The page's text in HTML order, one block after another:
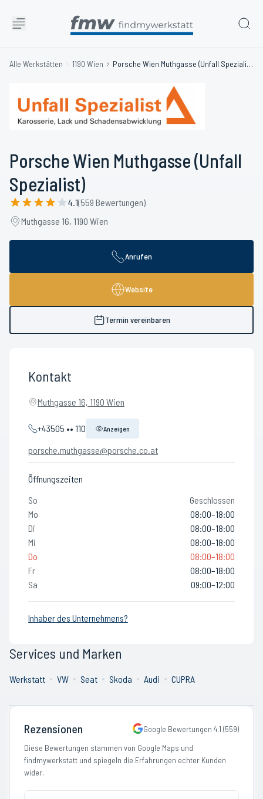
Alle Werkstätten 1190 Wien Porsche Wien Muthgasse (Unfall Spezialist)
Porsche Wien Muthgasse (Unfall
Spezialist)
4.1(559 Bewertungen)
Muthgasse 16, 1190 Wien
Anrufen
Website
Termin vereinbaren
Kontakt
Muthgasse 16, 1190 Wien
+43505 •• 110 Anzeigen
porsche.muthgasse@porsche.co.at
Öffnungszeiten
So
Geschlossen
Mo
08:00–18:00
Di
08:00–18:00
Mi
08:00–18:00
Do
08:00–18:00
Fr
08:00–18:00
Sa
09:00–12:00
Inhaber des Unternehmens?
Services und Marken
Werkstatt VW Seat Skoda Audi CUPRA
Rezensionen Google Bewertungen 4.1 (559)
Diese Bewertungen stammen von Google Maps und
findmywerkstatt und spiegeln die Erfahrungen echter Kunden
wider.